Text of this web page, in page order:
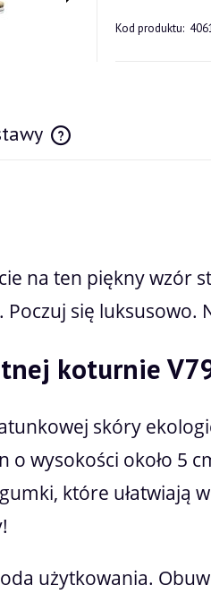
Kod produktu:
na ten piękny
się luksusowo.
koturnie
skóry
wysokości około 5
które ułatwiają
użytkowania.